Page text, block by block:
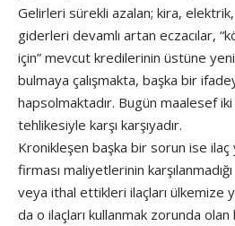
Gelirleri sürekli azalan; kira,
giderleri devamlı artan eczacılar,
için” mevcut kredilerinin üstüne
bulmaya çalışmakta, başka bir
hapsolmaktadır. Bugün maalesef
tehlikesiyle karşı karşıyadır.
Kronikleşen başka bir sorun ise ilaç
firması maliyetlerinin
veya ithal ettikleri ilaçları ülkemize
da o ilaçları kullanmak zorunda olan